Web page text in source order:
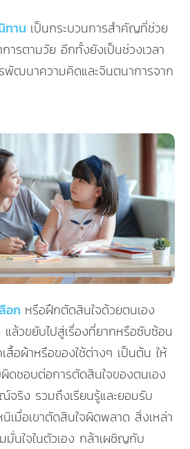
ทาน เป็นกระบวนการสำคัญที่ช่วย
รตามวัย อีกทั้งยังเป็นช่วงเวลา
พัฒนาความคิดและจินตนาการจาก
อก หรือฝึกตัดสินใจด้วยตนเอง
แล้วขยับไปสู่เรื่องที่ยากหรือซับซ้อน
สื้อผ้าหรือของใช้ต่างๆ เป็นต้น ให้
ชอบต่อการตัดสินใจของตนเอง
จริง รวมถึงเรียนรู้และยอมรับ
เมื่อเขาตัดสินใจผิดพลาด สิ่งเหล่า
มั่นใจในตัวเอง กล้าเผชิญกับ